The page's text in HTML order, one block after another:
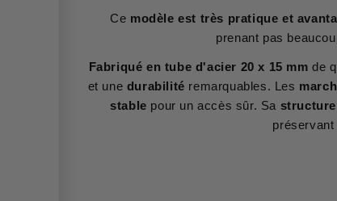
Ce modèle est très pratique et
prenant pas
Fabriqué en tube d'acier 20 x 15 mm de
et une durabilité remarquables. Les
stable pour un accès sûr. Sa